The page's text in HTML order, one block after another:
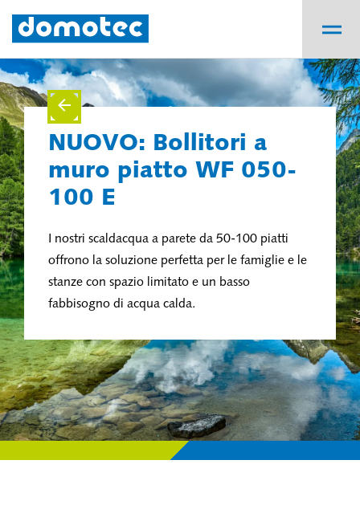
NUOVO: Bollitori a
muro piatto WF 050-
100 E
I nostri scaldacqua a parete da 50-100 piatti
offrono la soluzione perfetta per le famiglie e le
stanze con spazio limitato e un basso
fabbisogno di acqua calda.